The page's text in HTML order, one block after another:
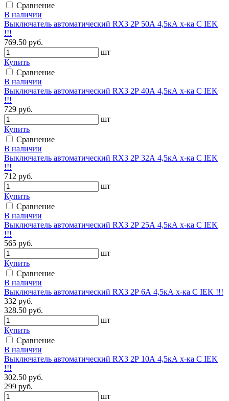
Сравнение
В наличии
Выключатель автоматический RX3 2Р 50А 4,5кА х-ка С IEK
!!!
769.50 руб.
шт
Купить
Сравнение
В наличии
Выключатель автоматический RX3 2Р 40А 4,5кА х-ка С IEK
!!!
729 руб.
шт
Купить
Сравнение
В наличии
Выключатель автоматический RX3 2Р 32А 4,5кА х-ка С IEK
!!!
712 руб.
шт
Купить
Сравнение
В наличии
Выключатель автоматический RX3 2Р 25А 4,5кА х-ка С IEK
!!!
565 руб.
шт
Купить
Сравнение
В наличии
Выключатель автоматический RX3 2Р 6А 4,5кА х-ка С IEK !!!
332 руб.
328.50 руб.
шт
Купить
Сравнение
В наличии
Выключатель автоматический RX3 2Р 10А 4,5кА х-ка С IEK
!!!
302.50 руб.
299 руб.
шт